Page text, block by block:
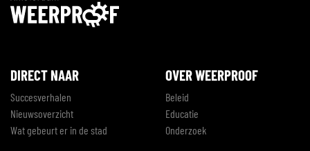
DIRECT NAAR
Succesverhalen
Nieuwsoverzicht
Wat gebeurt er in de stad
OVER WEERPROOF
Beleid
Educatie
Onderzoek